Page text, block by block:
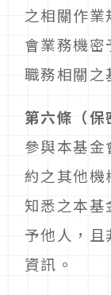
之相關作業
會業務機密
職務相關之
第六條（保
參與本基金
約之其他機
知悉之本基
予他人，且
資訊。